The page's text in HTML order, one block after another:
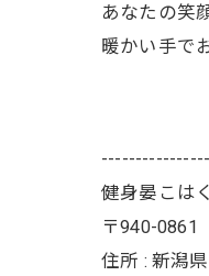
あなたの笑
暖かい手で
健身晏こは
〒940-0861
住所 : 新潟